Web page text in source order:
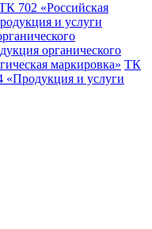
702 «Российская
и услуги
органического
маркировка» ТК
«Продукция и услуги